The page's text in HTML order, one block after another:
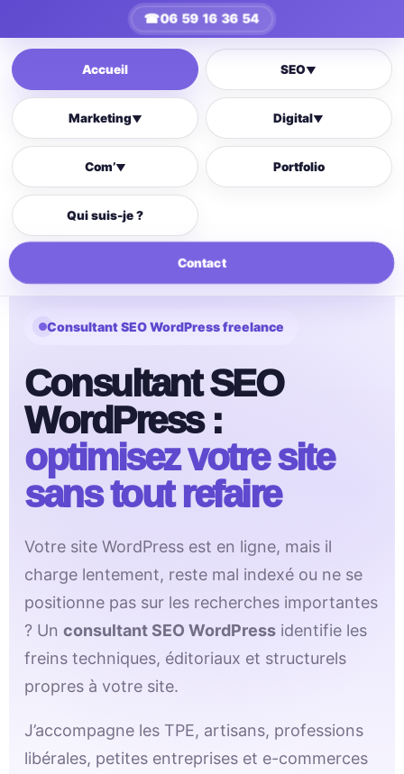
☎06 59 16 36 54
Accueil SEO▼
Marketing▼ Digital▼
Com’▼ Portfolio
Qui suis-je ?
Contact
Consultant SEO WordPress freelance
Consultant SEO
WordPress :
optimisez votre site
sans tout refaire
Votre site WordPress est en ligne, mais il
charge lentement, reste mal indexé ou ne se
positionne pas sur les recherches importantes
? Unconsultant SEO WordPress identifie les
freins techniques, éditoriaux et structurels
propres à votre site.
J’accompagne les TPE, artisans, professions
libérales, petites entreprises et e-commerces